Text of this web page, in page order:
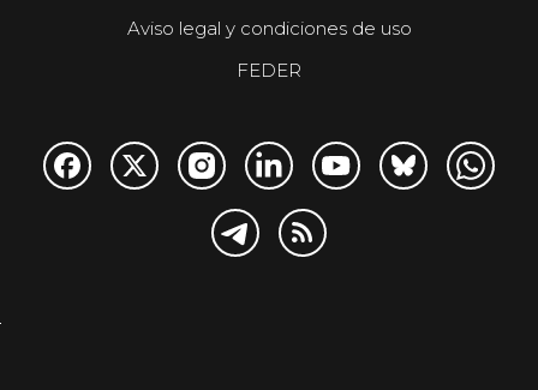
Aviso legal y condiciones de uso
FEDER